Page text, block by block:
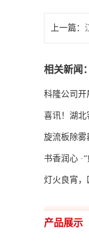
上一篇：
相关新闻：
科隆公司开
喜讯！湖北
旋流板除雾
书香润心
灯火良宵，
产品展示